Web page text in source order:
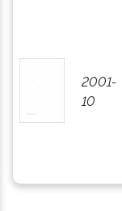
2001-
10